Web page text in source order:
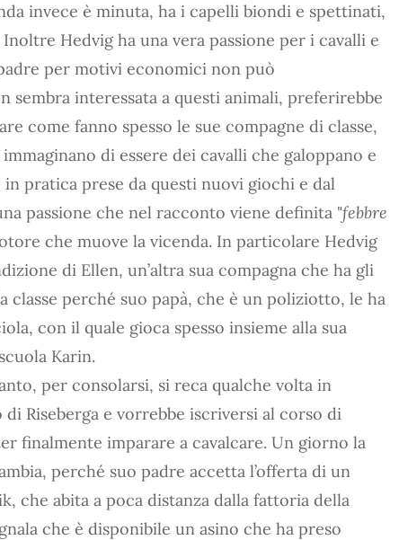
invece è minuta, ha i capelli biondi e spettinati,
Hedvig ha una vera passione per i cavalli e
per motivi economici non può
sembra interessata a questi animali, preferirebbe
come fanno spesso le sue compagne di classe,
di essere dei cavalli che galoppano e
pratica prese da questi nuovi giochi e dal
passione che nel racconto viene definita "febbre
che muove la vicenda. In particolare Hedvig
di Ellen, un’altra sua compagna che ha gli
classe perché suo papà, che è un poliziotto, le ha
con il quale gioca spesso insieme alla sua
Karin.
per consolarsi, si reca qualche volta in
Riseberga e vorrebbe iscriversi al corso di
finalmente imparare a cavalcare. Un giorno la
perché suo padre accetta l’offerta di un
che abita a poca distanza dalla fattoria della
che è disponibile un asino che ha preso